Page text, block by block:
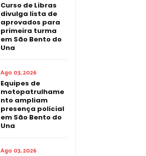
Curso de Libras
divulga lista de
aprovados para
primeira turma
em São Bento do
Una
Ago 03, 2026
Equipes de
motopatrulhame
nto ampliam
presença policial
em São Bento do
Una
Ago 03, 2026